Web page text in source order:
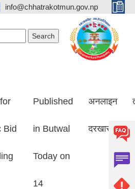
info@chhatrakotmun.gov.np
Bid
Published
in Butwal
Today on
14
अनलाइन
दरखास्त